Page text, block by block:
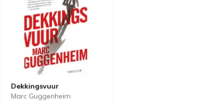
Dekkingsvuur
Marc Guggenheim